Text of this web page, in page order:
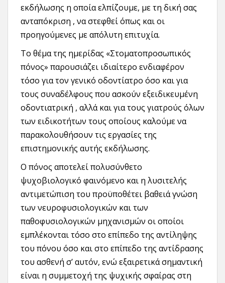
εκδήλωσης η οποία ελπίζουμε, με τη δική σας
ανταπόκριση , να στεφθεί όπως και οι
προηγούμενες με απόλυτη επιτυχία.
Το θέμα της ημερίδας «Στοματοπροσωπικός
πόνος» παρουσιάζει ιδιαίτερο ενδιαφέρον
τόσο για τον γενικό οδοντίατρο όσο και για
τους συναδέλφους που ασκούν εξειδικευμένη
οδοντιατρική , αλλά και για τους γιατρούς όλων
των ειδικοτήτων τους οποίους καλούμε να
παρακολουθήσουν τις εργασίες της
επιστημονικής αυτής εκδήλωσης.
Ο πόνος αποτελεί πολυσύνθετο
ψυχοβιολογικό φαινόμενο και η λυσιτελής
αντιμετώπιση του προϋποθέτει βαθειά γνώση
των νευροφυσιολογικών και των
παθοφυσιολογικών μηχανισμών οι οποίοι
εμπλέκονται τόσο στο επίπεδο της αντίληψης
του πόνου όσο και στο επίπεδο της αντίδρασης
του ασθενή σ’ αυτόν, ενώ εξαιρετικά σημαντική
είναι η συμμετοχή της ψυχικής σφαίρας στη